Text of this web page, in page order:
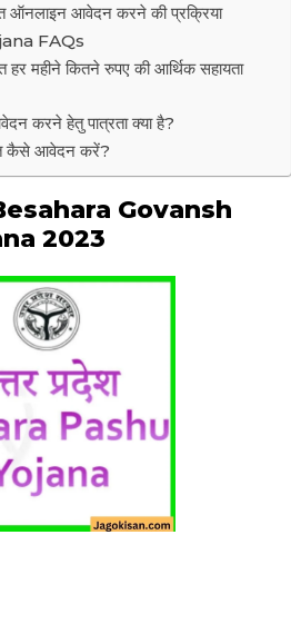
आवेदन करने की प्रक्रिया
FAQs
हर महीने कितने रुपए की आर्थिक सहायता
करने हेतु पात्रता क्या है?
कैसे आवेदन करें?
Govansh
2023